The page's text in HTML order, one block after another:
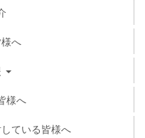
へ
様へ
ている皆様へ